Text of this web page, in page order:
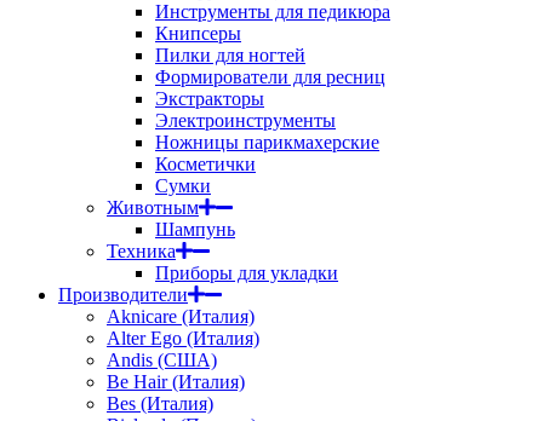
Инструменты для педикюра
Книпсеры
Пилки для ногтей
Формирователи для ресниц
Экстракторы
Электроинструменты
Ножницы парикмахерские
Косметички
Сумки
Животным
Шампунь
Техника
Приборы для укладки
Производители
Aknicare (Италия)
Alter Ego (Италия)
Andis (США)
Be Hair (Италия)
Bes (Италия)